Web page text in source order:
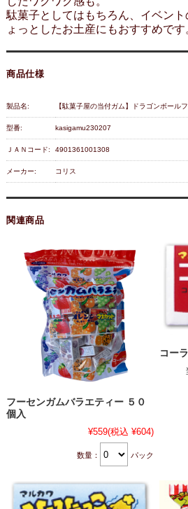
駄菓子としてはもちろん、イベン
ょっとしたお土産にもおすすめです
商品仕様
製品名: 【駄菓子屋の当付ガム】ドラゴンボー
型番: kasigamu230207
ＪＡＮコード: 4901361001308
メーカー: コリス
関連商品
フーセンガムバラエティー ５０
個入
¥559(税込 ¥604)
数量： パック
コー